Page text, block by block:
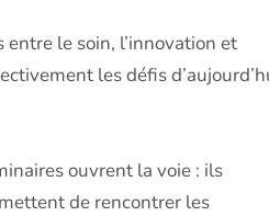
entre le soin, l’innovation et
les défis
ouvrent la voie : ils
de rencontrer les